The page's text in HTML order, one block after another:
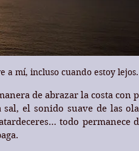
a mí, incluso cuando estoy lejos.
de abrazar la costa con
el sonido suave de las
todo permanece